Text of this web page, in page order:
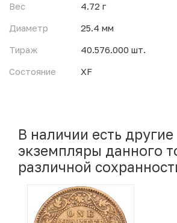
Вес
4.72 г
Диаметр
25.4 мм
Тираж
40.576.000 шт.
Состояние
XF
В наличии есть другие
экземпляры данного
различной